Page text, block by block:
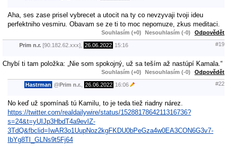
Aha, ses zase prisel vybrecet a utocit na ty co nevzyvaji tvoji ideu
perfektniho vesmiru. Obavam se ze ti to moc nepomuze, zkus meditaci.
Souhlasím (+0) Nesouhlasím (-0) Odpovědět
Prim n.r. [90.182.62.xxx], 26.06.2022 15:16 #19
Chybí ti tam položka: „Nie som spokojný, už sa teším až nastúpí Kamala.“
Souhlasím (+0) Nesouhlasím (-0) Odpovědět
Hastrman @Prim n.r. 26.06.2022 16:06 #22
No keď už spomínaš tú Kamilu, to je teda tiež riadny nárez.
https://twitter.com/realdailywire/status/1528817864211316736?
s=24&t=yUIJp3HbdT4a9evIZ-
3TdQ&fbclid=IwAR3o1UupNoz2kgFKDU0bPeGza4w0EA3CON6G3v7-
IbYg8TI_GLNs9t5Fj64